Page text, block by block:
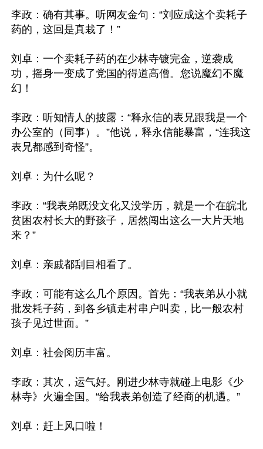
李政：确有其事。听网友金句：“刘应成这个卖耗子
药的，这回是真栽了！”
刘卓：一个卖耗子药的在少林寺镀完金，逆袭成
功，摇身一变成了党国的得道高僧。您说魔幻不魔
幻！
李政：听知情人的披露：“释永信的表兄跟我是一个
办公室的（同事）。”他说，释永信能暴富，“连我这
表兄都感到奇怪”。
刘卓：为什么呢？
李政：“我表弟既没文化又没学历，就是一个在皖北
贫困农村长大的野孩子，居然闯出这么一大片天地
来？”
刘卓：亲戚都刮目相看了。
李政：可能有这么几个原因。首先：“我表弟从小就
批发耗子药，到各乡镇走村串户叫卖，比一般农村
孩子见过世面。”
刘卓：社会阅历丰富。
李政：其次，运气好。刚进少林寺就碰上电影《少
林寺》火遍全国。“给我表弟创造了经商的机遇。”
刘卓：赶上风口啦！